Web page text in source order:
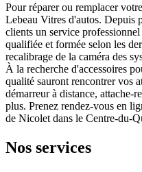
Pour réparer ou remplacer
Lebeau Vitres d'autos. Depuis
clients un service
qualifiée et formée selon les
recalibrage de la caméra des
À la recherche d'accessoires
qualité sauront rencontrer vos
démarreur à distance, attache-
plus. Prenez rendez-vous en
de Nicolet dans le Centre-du-
Nos services